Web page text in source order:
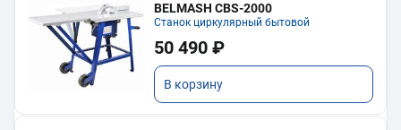
BELMASH CBS-2000
Станок циркулярный бытовой
50 490 ₽
В корзину